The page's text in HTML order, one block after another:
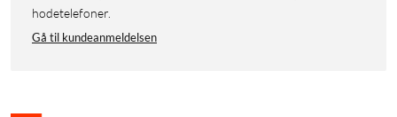
hodetelefoner.
Gå til kundeanmeldelsen